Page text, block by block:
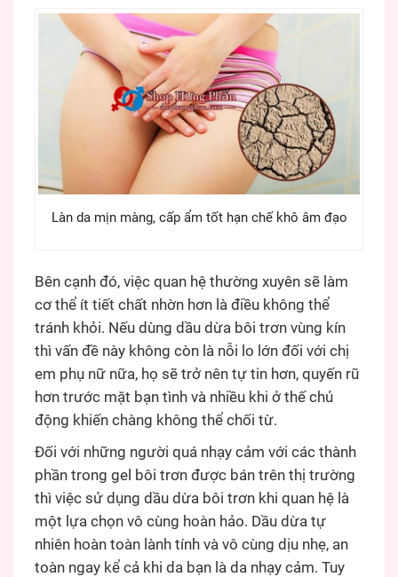
Làn da mịn màng, cấp ẩm tốt hạn chế khô âm đạo
Bên cạnh đó, việc quan hệ thường xuyên sẽ làm
cơ thể ít tiết chất nhờn hơn là điều không thể
tránh khỏi. Nếu dùng dầu dừa bôi trơn vùng kín
thì vấn đề này không còn là nỗi lo lớn đối với chị
em phụ nữ nữa, họ sẽ trở nên tự tin hơn, quyến rũ
hơn trước mặt bạn tình và nhiều khi ở thế chủ
động khiến chàng không thể chối từ.
Đối với những người quá nhạy cảm với các thành
phần trong gel bôi trơn được bán trên thị trường
thì việc sử dụng dầu dừa bôi trơn khi quan hệ là
một lựa chọn vô cùng hoàn hảo. Dầu dừa tự
nhiên hoàn toàn lành tính và vô cùng dịu nhẹ, an
toàn ngay kể cả khi da bạn là da nhạy cảm. Tuy